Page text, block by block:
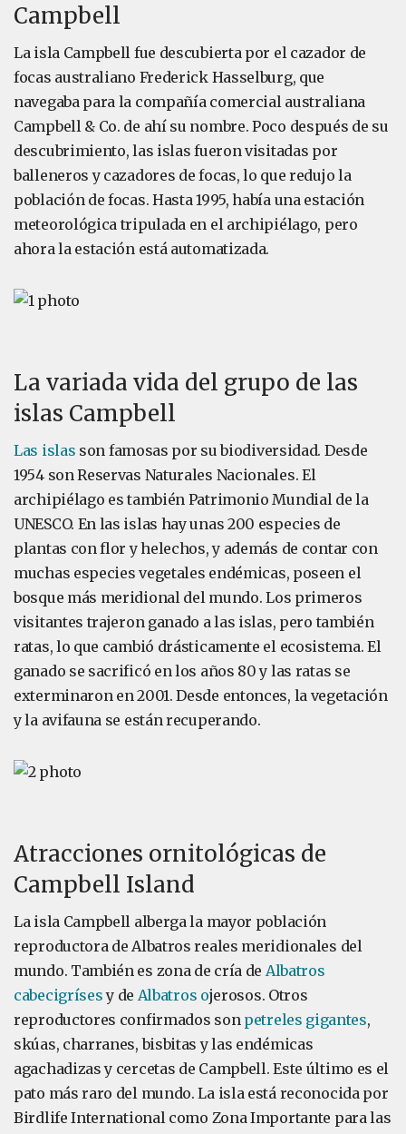
Campbell
La isla Campbell fue descubierta por el cazador de
focas australiano Frederick Hasselburg, que
navegaba para la compañía comercial australiana
Campbell & Co. de ahí su nombre. Poco después de su
descubrimiento, las islas fueron visitadas por
balleneros y cazadores de focas, lo que redujo la
población de focas. Hasta 1995, había una estación
meteorológica tripulada en el archipiélago, pero
ahora la estación está automatizada.
La variada vida del grupo de las
islas Campbell
Las islas son famosas por su biodiversidad. Desde
1954 son Reservas Naturales Nacionales. El
archipiélago es también Patrimonio Mundial de la
UNESCO. En las islas hay unas 200 especies de
plantas con flor y helechos, y además de contar con
muchas especies vegetales endémicas, poseen el
bosque más meridional del mundo. Los primeros
visitantes trajeron ganado a las islas, pero también
ratas, lo que cambió drásticamente el ecosistema. El
ganado se sacrificó en los años 80 y las ratas se
exterminaron en 2001. Desde entonces, la vegetación
y la avifauna se están recuperando.
Atracciones ornitológicas de
Campbell Island
La isla Campbell alberga la mayor población
reproductora de Albatros reales meridionales del
mundo. También es zona de cría de Albatros
cabecigrísesy de Albatros ojerosos. Otros
reproductores confirmados son petreles gigantes,
skúas, charranes, bisbitas y las endémicas
agachadizas y cercetas de Campbell. Este último es el
pato más raro del mundo. La isla está reconocida por
Birdlife International como Zona Importante para las